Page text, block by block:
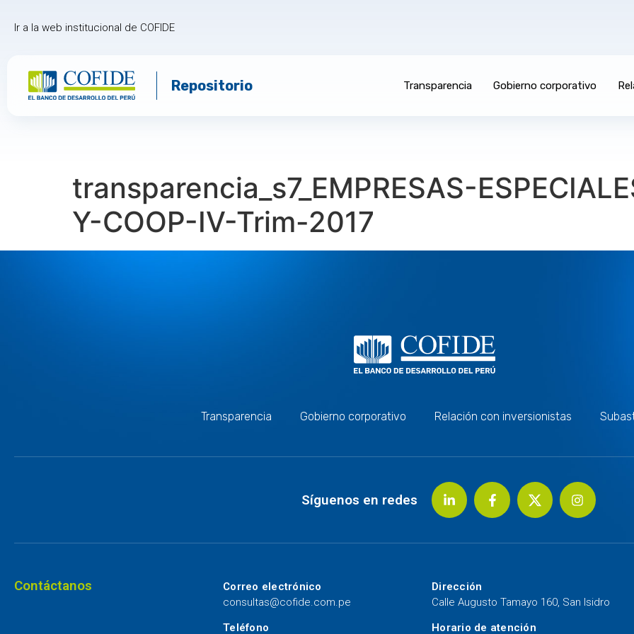
Ir a la web institucional de COFIDE
Repositorio Transparencia Gobierno corporativo
transparencia_s7_EMPRESAS-
Y-COOP-IV-Trim-2017
Transparencia Gobierno corporativo Relación con inversionistas
Síguenos en redes
Contáctanos
Correo electrónico
consultas@cofide.com.pe
Teléfono
Dirección
Calle Augusto Tamayo 160, San Isidro
Horario de atención